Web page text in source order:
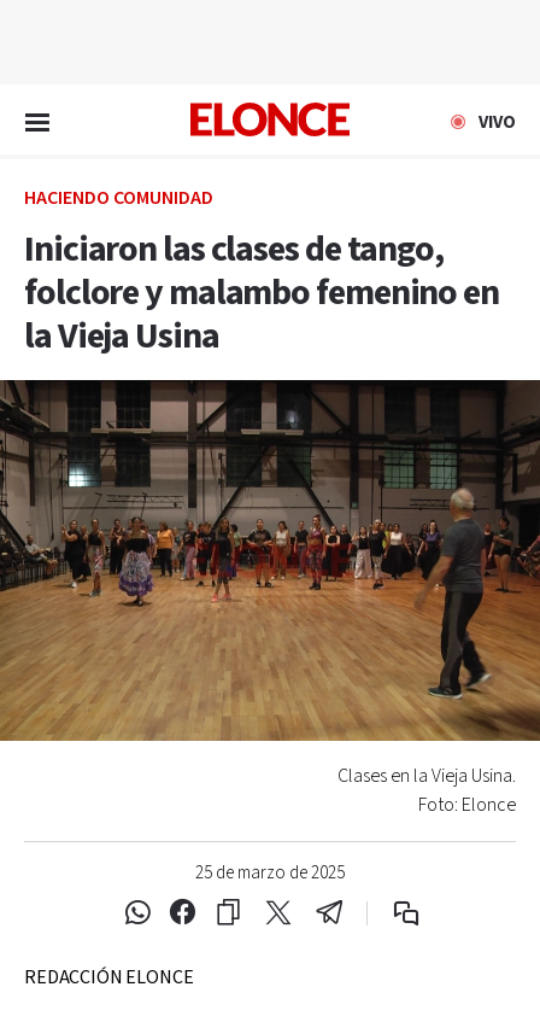
VIVO
HACIENDO COMUNIDAD
Iniciaron las clases de tango,
folclore y malambo femenino en
la Vieja Usina
25 de marzo de 2025
Clases en la Vieja Usina.
Foto: Elonce
REDACCIÓN ELONCE